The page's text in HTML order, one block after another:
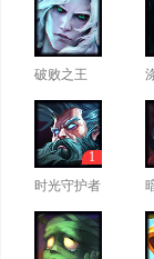
破败之王
时光守护者
1